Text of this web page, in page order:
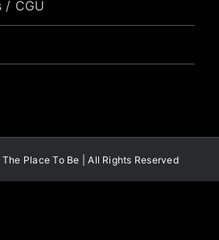
/ CGU
Place To Be | All Rights Reserved